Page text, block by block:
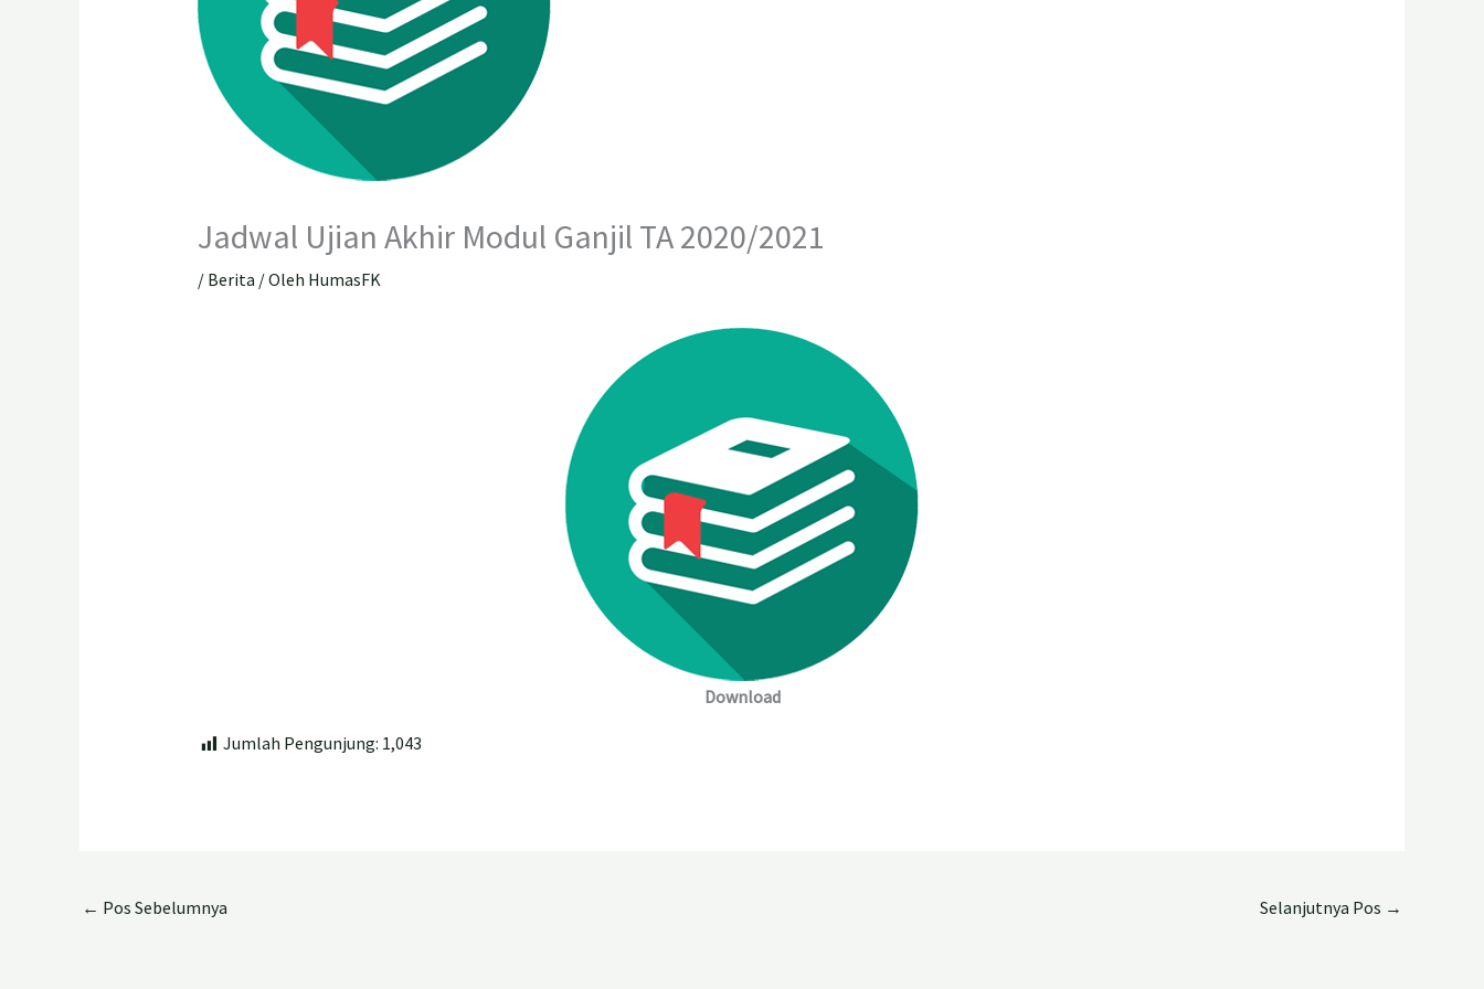
Jadwal Ujian Akhir Modul Ganjil TA 2020/2021
/ Berita / Oleh HumasFK
Download
Jumlah Pengunjung: 1,043
← Pos Sebelumnya Selanjutnya Pos →